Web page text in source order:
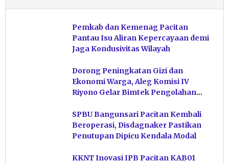
Pemkab dan Kemenag Pacitan
Pantau Isu Aliran Kepercayaan demi
Jaga Kondusivitas Wilayah
Dorong Peningkatan Gizi dan
Ekonomi Warga, Aleg Komisi IV
Riyono Gelar Bimtek Pengolahan
SPBU Bangunsari Pacitan Kembali
Beroperasi, Disdagnaker Pastikan
Penutupan Dipicu Kendala Modal
KKNT Inovasi IPB Pacitan KAB01